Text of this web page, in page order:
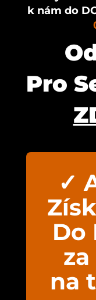
k nám do
Pro
✓
Do
na